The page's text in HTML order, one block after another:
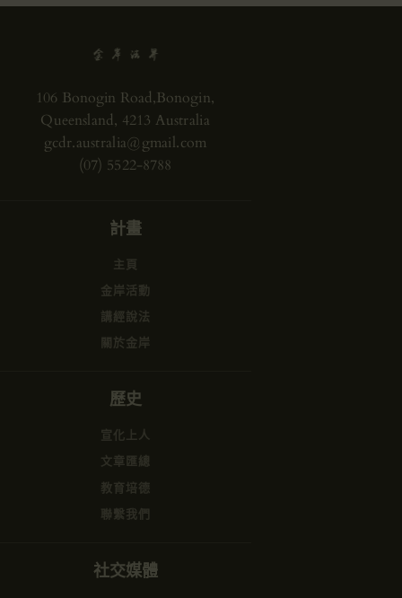
106 Bonogin Road,Bonogin,
Queensland, 4213 Australia
gcdr.australia@gmail.com
(07) 5522-8788
計畫
主頁
金岸活動
講經說法
關於金岸
歷史
宣化上人
文章匯總
教育培德
聯繫我們
社交媒體